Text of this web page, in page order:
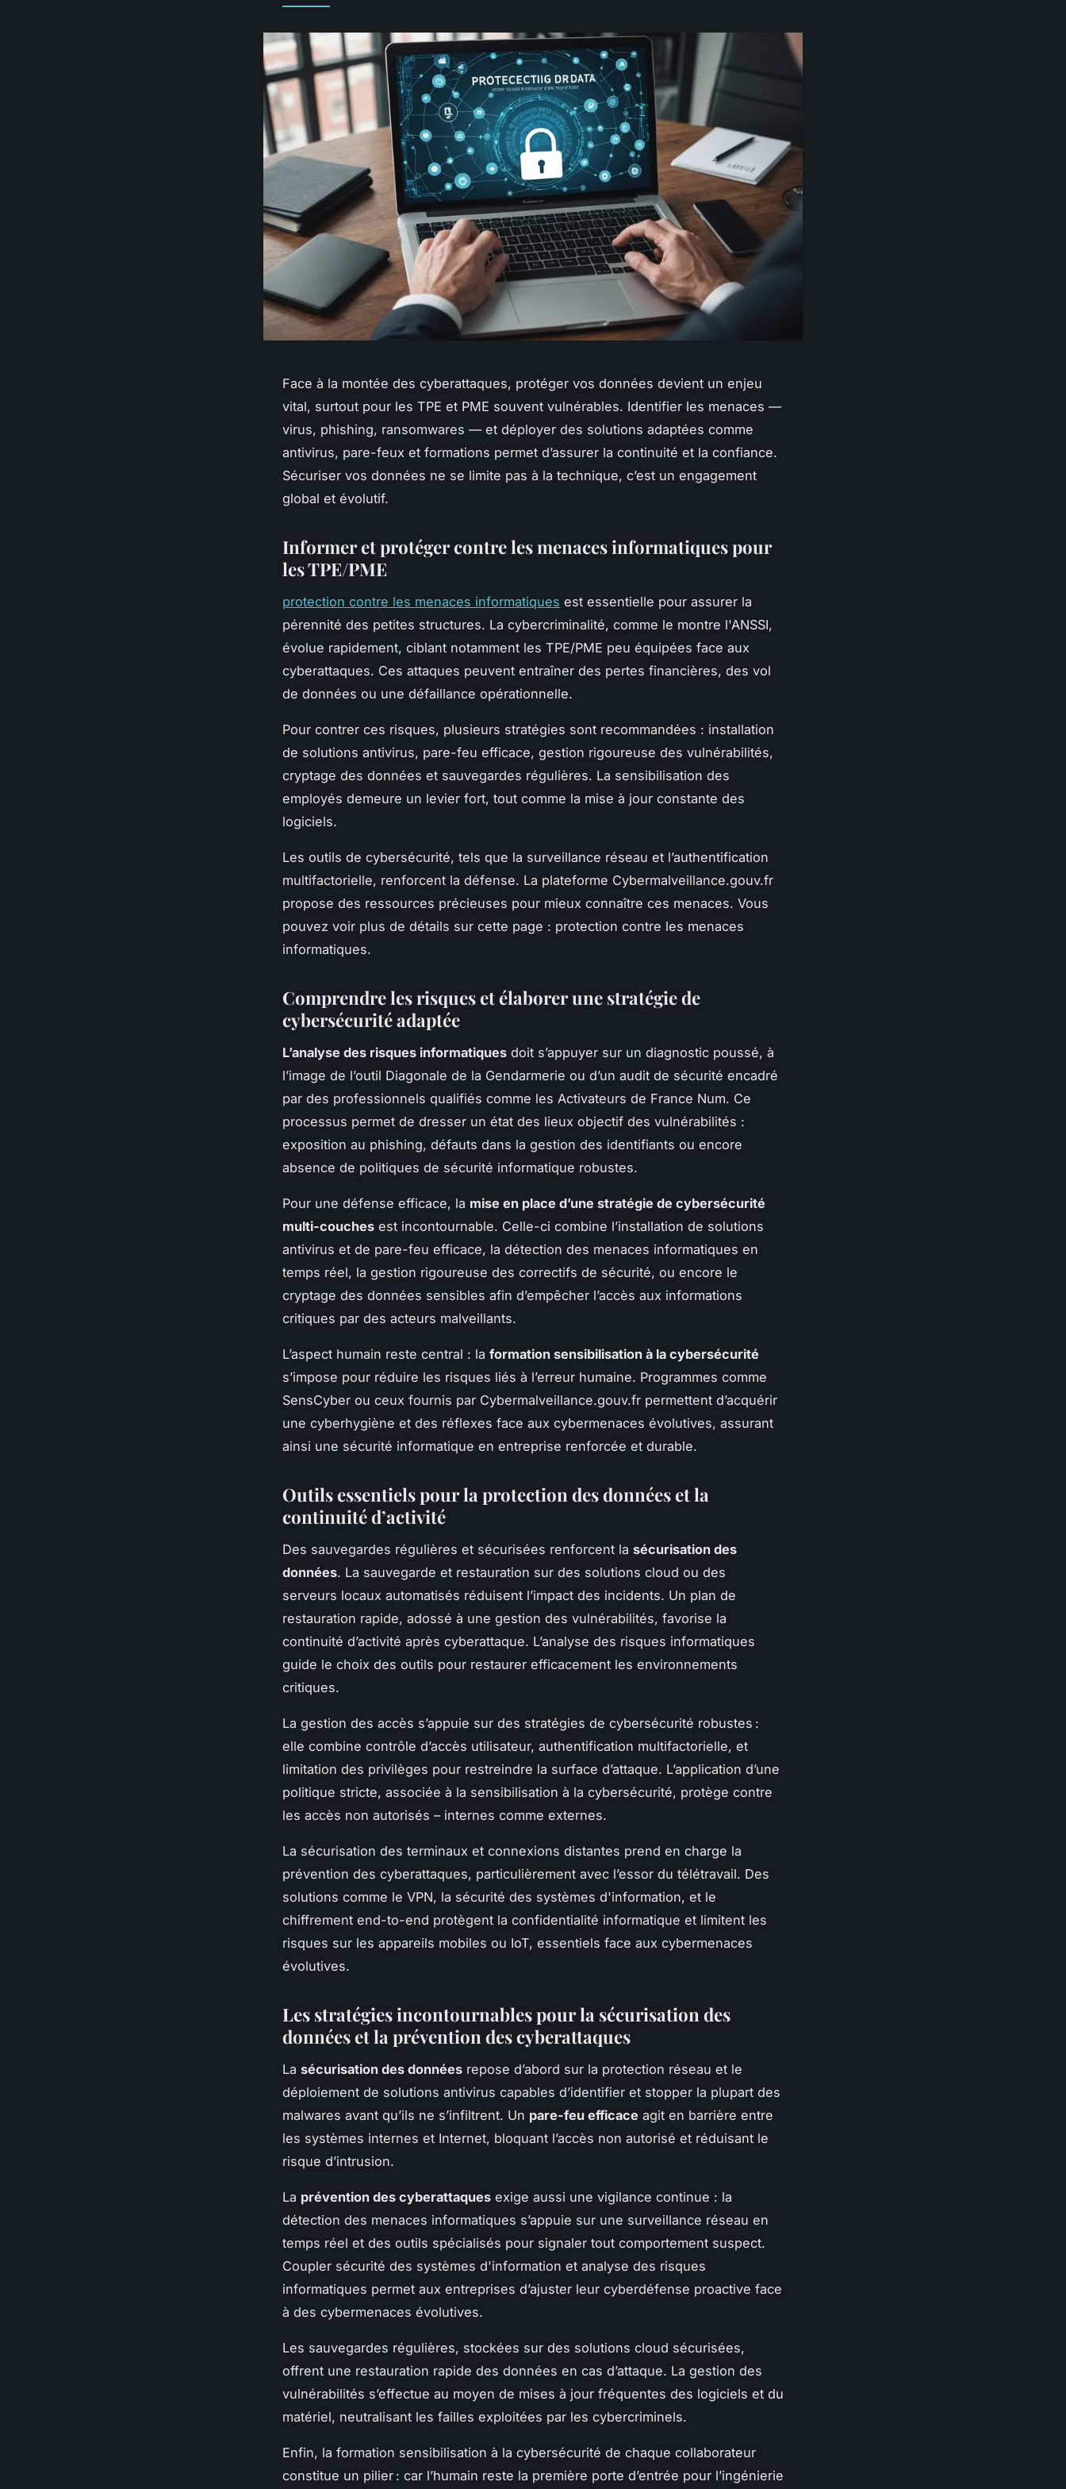
Face à la montée des cyberattaques, protéger vos données devient un enjeu
vital, surtout pour les TPE et PME souvent vulnérables. Identifier les menaces —
virus, phishing, ransomwares — et déployer des solutions adaptées comme
antivirus, pare-feux et formations permet d’assurer la continuité et la confiance.
Sécuriser vos données ne se limite pas à la technique, c’est un engagement
global et évolutif.
Informer et protéger contre les menaces informatiques pour
les TPE/PME
protection contre les menaces informatiques est essentielle pour assurer la
pérennité des petites structures. La cybercriminalité, comme le montre l'ANSSI,
évolue rapidement, ciblant notamment les TPE/PME peu équipées face aux
cyberattaques. Ces attaques peuvent entraîner des pertes financières, des vol
de données ou une défaillance opérationnelle.
Pour contrer ces risques, plusieurs stratégies sont recommandées : installation
de solutions antivirus, pare-feu efficace, gestion rigoureuse des vulnérabilités,
cryptage des données et sauvegardes régulières. La sensibilisation des
employés demeure un levier fort, tout comme la mise à jour constante des
logiciels.
Les outils de cybersécurité, tels que la surveillance réseau et l’authentification
multifactorielle, renforcent la défense. La plateforme Cybermalveillance.gouv.fr
propose des ressources précieuses pour mieux connaître ces menaces. Vous
pouvez voir plus de détails sur cette page : protection contre les menaces
informatiques.
Comprendre les risques et élaborer une stratégie de
cybersécurité adaptée
L’analyse des risques informatiques doit s’appuyer sur un diagnostic poussé, à
l’image de l’outil Diagonale de la Gendarmerie ou d’un audit de sécurité encadré
par des professionnels qualifiés comme les Activateurs de France Num. Ce
processus permet de dresser un état des lieux objectif des vulnérabilités :
exposition au phishing, défauts dans la gestion des identifiants ou encore
absence de politiques de sécurité informatique robustes.
Pour une défense efficace, la mise en place d’une stratégie de cybersécurité
multi-couches est incontournable. Celle-ci combine l’installation de solutions
antivirus et de pare-feu efficace, la détection des menaces informatiques en
temps réel, la gestion rigoureuse des correctifs de sécurité, ou encore le
cryptage des données sensibles afin d’empêcher l’accès aux informations
critiques par des acteurs malveillants.
L’aspect humain reste central : la formation sensibilisation à la cybersécurité
s’impose pour réduire les risques liés à l’erreur humaine. Programmes comme
SensCyber ou ceux fournis par Cybermalveillance.gouv.fr permettent d’acquérir
une cyberhygiène et des réflexes face aux cybermenaces évolutives, assurant
ainsi une sécurité informatique en entreprise renforcée et durable.
Outils essentiels pour la protection des données et la
continuité d’activité
Des sauvegardes régulières et sécurisées renforcent la sécurisation des
données. La sauvegarde et restauration sur des solutions cloud ou des
serveurs locaux automatisés réduisent l’impact des incidents. Un plan de
restauration rapide, adossé à une gestion des vulnérabilités, favorise la
continuité d’activité après cyberattaque. L’analyse des risques informatiques
guide le choix des outils pour restaurer efficacement les environnements
critiques.
La gestion des accès s’appuie sur des stratégies de cybersécurité robustes :
elle combine contrôle d’accès utilisateur, authentification multifactorielle, et
limitation des privilèges pour restreindre la surface d’attaque. L’application d’une
politique stricte, associée à la sensibilisation à la cybersécurité, protège contre
les accès non autorisés – internes comme externes.
La sécurisation des terminaux et connexions distantes prend en charge la
prévention des cyberattaques, particulièrement avec l’essor du télétravail. Des
solutions comme le VPN, la sécurité des systèmes d'information, et le
chiffrement end-to-end protègent la confidentialité informatique et limitent les
risques sur les appareils mobiles ou IoT, essentiels face aux cybermenaces
évolutives.
Les stratégies incontournables pour la sécurisation des
données et la prévention des cyberattaques
La sécurisation des données repose d’abord sur la protection réseau et le
déploiement de solutions antivirus capables d’identifier et stopper la plupart des
malwares avant qu’ils ne s’infiltrent. Un pare-feu efficace agit en barrière entre
les systèmes internes et Internet, bloquant l’accès non autorisé et réduisant le
risque d’intrusion.
La prévention des cyberattaques exige aussi une vigilance continue : la
détection des menaces informatiques s’appuie sur une surveillance réseau en
temps réel et des outils spécialisés pour signaler tout comportement suspect.
Coupler sécurité des systèmes d'information et analyse des risques
informatiques permet aux entreprises d’ajuster leur cyberdéfense proactive face
à des cybermenaces évolutives.
Les sauvegardes régulières, stockées sur des solutions cloud sécurisées,
offrent une restauration rapide des données en cas d’attaque. La gestion des
vulnérabilités s’effectue au moyen de mises à jour fréquentes des logiciels et du
matériel, neutralisant les failles exploitées par les cybercriminels.
Enfin, la formation sensibilisation à la cybersécurité de chaque collaborateur
constitue un pilier : car l’humain reste la première porte d’entrée pour l’ingénierie